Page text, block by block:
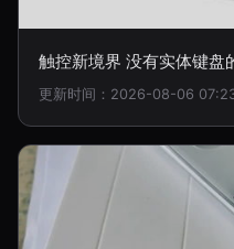
触控新境界 没有实体键
更新时间：2026-08-06